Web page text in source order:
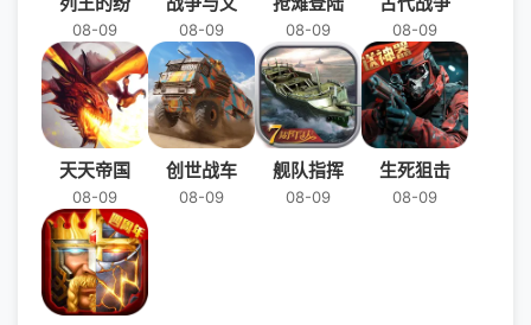
08-09 08-09 08-09 08-09
天天帝国
08-09
创世战车
08-09
舰队指挥
08-09
生死狙击
08-09